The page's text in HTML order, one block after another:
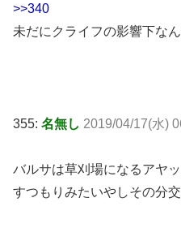
>>340
未だにクライフの影響下な
355: 名無し 2019/04/17(水)
バルサは草刈場になるアヤ
すつもりみたいやしその分